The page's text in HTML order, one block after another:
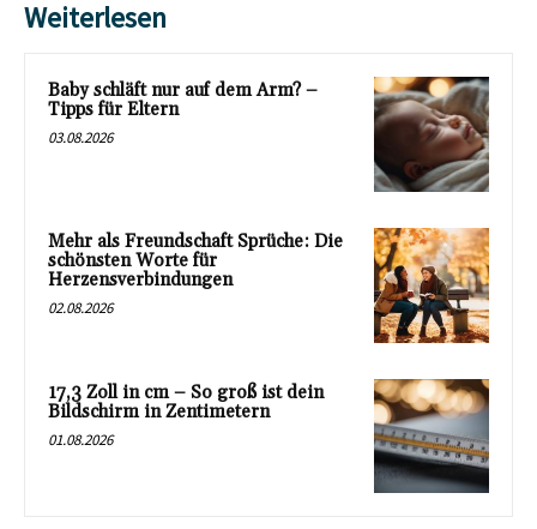
Weiterlesen
Baby schläft nur auf dem Arm? –
Tipps für Eltern
03.08.2026
Mehr als Freundschaft Sprüche: Die
schönsten Worte für
Herzensverbindungen
02.08.2026
17,3 Zoll in cm – So groß ist dein
Bildschirm in Zentimetern
01.08.2026